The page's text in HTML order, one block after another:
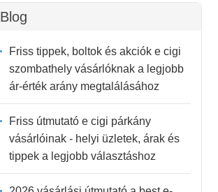
Blog
Friss tippek, boltok és akciók e cigi
szombathely vásárlóknak a legjobb
ár-érték arány megtalálásához
Friss útmutató e cigi párkány
vásárlóinak - helyi üzletek, árak és
tippek a legjobb választáshoz